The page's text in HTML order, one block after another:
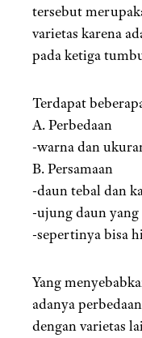
tersebut
varietas karena
pada ketiga
Terdapat
A. Perbedaan
-warna dan
B. Persamaan
-daun tebal dan
-ujung daun
-sepertinya bisa
Yang
adanya
dengan varietas